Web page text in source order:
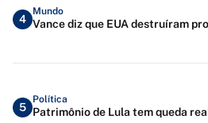
4
Mundo
Vance diz que EUA destruíram
5
Política
Patrimônio de Lula tem queda